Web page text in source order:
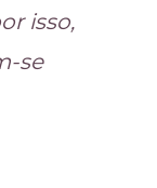
isso,
se